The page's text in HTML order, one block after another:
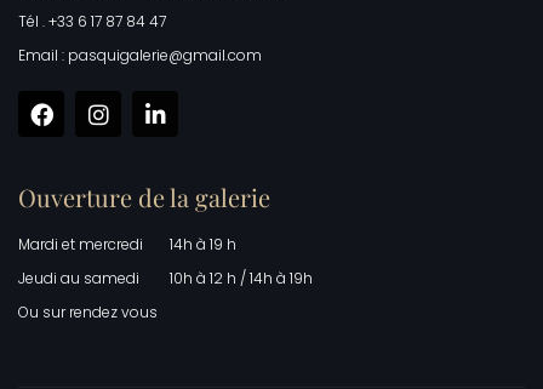
Tél . +33 6 17 87 84 47
Email : pasquigalerie@gmail.com
Ouverture de la galerie
Mardi et mercredi
Jeudi au samedi
Ou sur rendez vous
14h à 19 h
10h à 12 h / 14h à 19h